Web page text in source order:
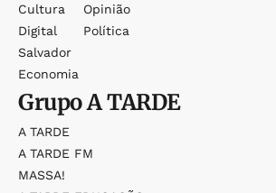
Cultura
Digital
Salvador
Economia
Opinião
Política
GrupoA TARDE
A TARDE
A TARDE FM
MASSA!